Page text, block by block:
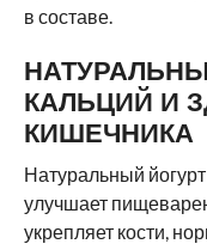
в составе.
КАЛЬЦИЙ И
КИШЕЧНИКА
Натуральный
улучшает
укрепляет кости,